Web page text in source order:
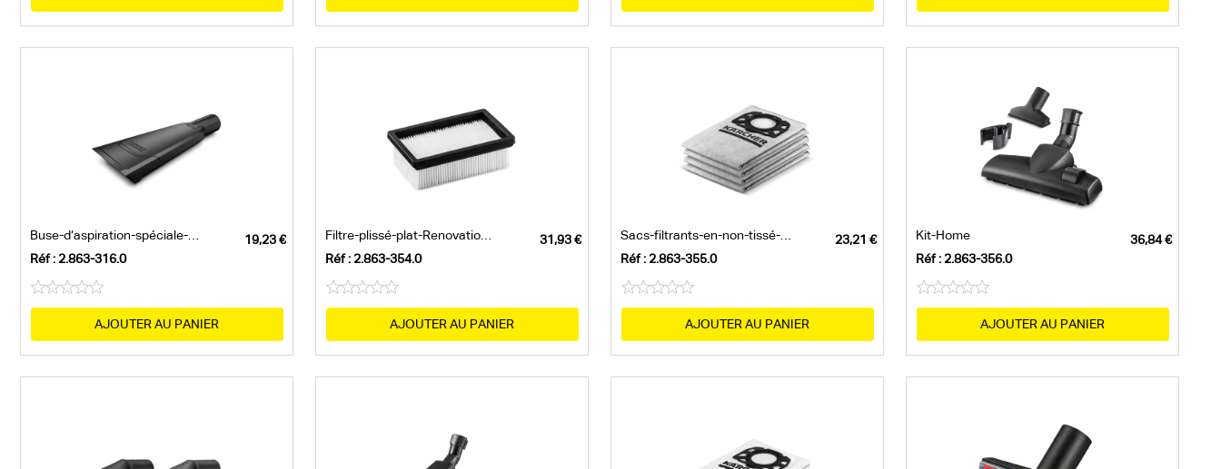
Sacs filtrants en non-tissé - 1
Filtre plissé plat - 1 / Cellulose
Buse-d‘aspiration-spéciale-véhicules
Réf : 2.863-316.0
AJOUTER AU PANIER
Filtre-plissé-plat-Renovation-KFI-4440
Réf : 2.863-354.0
AJOUTER AU PANIER
Sacs-filtrants-en-non-tissé-Renovation-K...
Réf : 2.863-355.0
AJOUTER AU PANIER
Kit-Home
Réf : 2.863-356.0
AJOUTER AU PANIER